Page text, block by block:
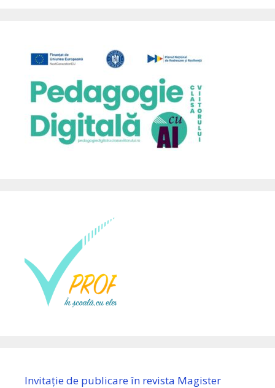
Invitație de publicare în revista Magister